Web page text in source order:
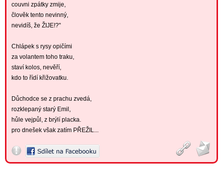
couvni zpátky zmije,
člověk tento nevinný,
nevidíš, že ŽIJE!?"
Chlápek s rysy opičími
za volantem toho traku,
staví kolos, nevěří,
kdo to řídí křižovatku.
Důchodce se z prachu zvedá,
rozklepaný starý Emil,
hůle vejpůl, z brýlí placka.
pro dnešek však zatím PŘEŽIL...